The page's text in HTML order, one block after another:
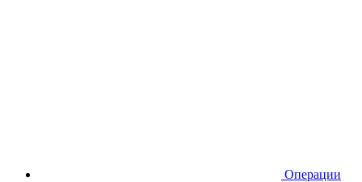
Операции